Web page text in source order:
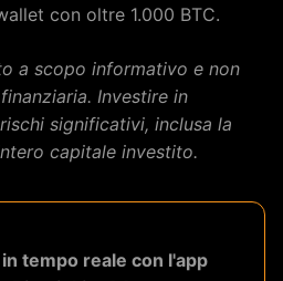
con oltre 1.000 BTC.
a scopo informativo e non
Investire in
significativi, inclusa la
capitale investito.
in tempo reale con l'app